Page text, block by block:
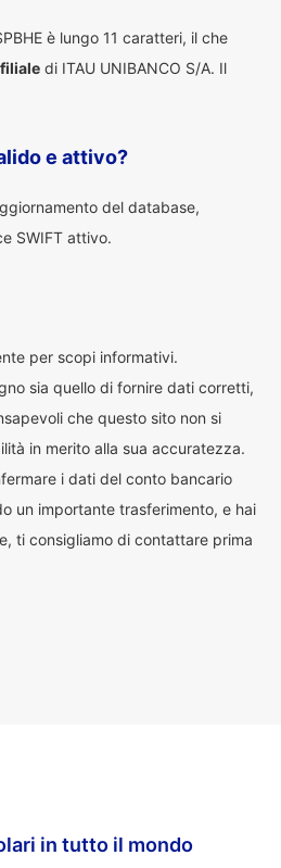
è lungo 11 caratteri, il che
filiale di ITAU UNIBANCO S/A. Il
e attivo?
del database,
SWIFT attivo.
per scopi informativi.
sia quello di fornire dati corretti,
che questo sito non si
in merito alla sua accuratezza.
i dati del conto bancario
un importante trasferimento, e hai
ti consigliamo di contattare prima
in tutto il mondo